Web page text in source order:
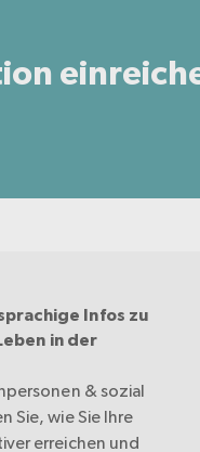
Infos zu
in der
& sozial
Sie, wie Sie Ihre
erreichen und